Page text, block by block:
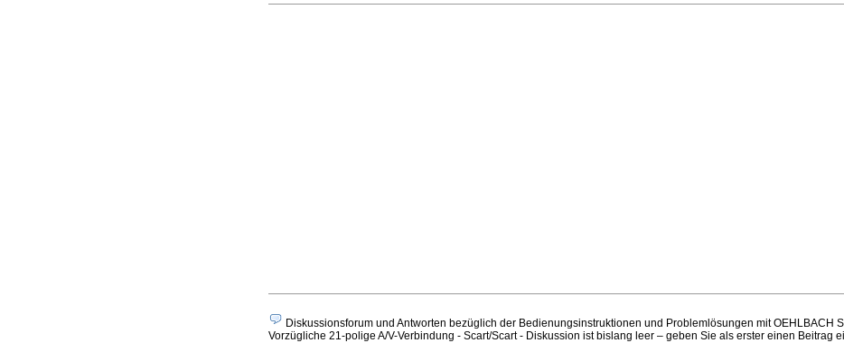
Diskussionsforum und Antworten bezüglich der Bedienungsinstruktionen und Problemlösungen mit OEHLBACH
Vorzügliche 21-polige A/V-Verbindung - Scart/Scart - Diskussion ist bislang leer – geben Sie als erster einen Beitrag